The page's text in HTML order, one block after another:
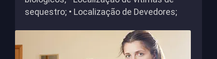
sequestro; • Localização de Devedores;